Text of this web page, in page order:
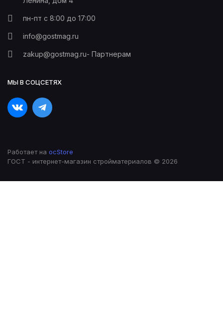
пн-пт с 8:00 до 17:00
info@gostmag.ru
zakup@gostmag.ru- Партнерам
МЫ В СОЦСЕТЯХ
Работает на ocStore
ГОСТ - интернет-магазин стройматериалов © 2026